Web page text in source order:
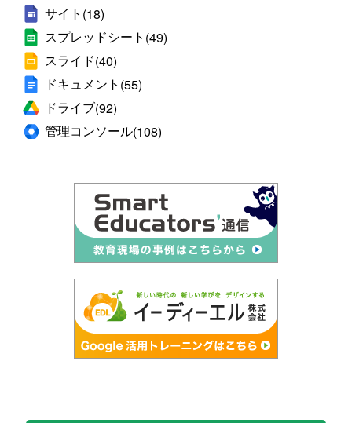
サイト (18)
スプレッドシート (49)
スライド(40)
ドキュメント (55)
ドライブ(92)
管理コンソール(108)